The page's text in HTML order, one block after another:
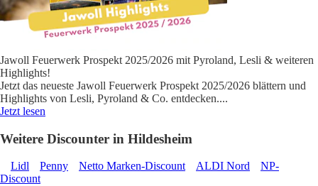
Jawoll Feuerwerk Prospekt 2025/2026 mit Pyroland, Lesli & weiteren
Highlights!
Jetzt das neueste Jawoll Feuerwerk Prospekt 2025/2026 blättern und
Highlights von Lesli, Pyroland & Co. entdecken....
Jetzt lesen
Weitere Discounter in Hildesheim
Lidl Penny Netto Marken-Discount ALDI Nord
NP-
Discount